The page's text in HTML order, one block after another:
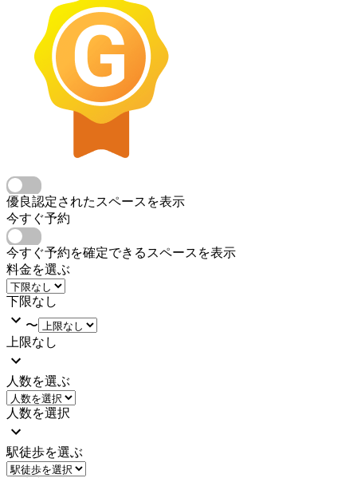
優良認定されたスペースを表示
今すぐ予約
今すぐ予約を確定できるスペースを表示
料金を選ぶ
下限なし
〜
上限なし
人数を選ぶ
人数を選択
駅徒歩を選ぶ